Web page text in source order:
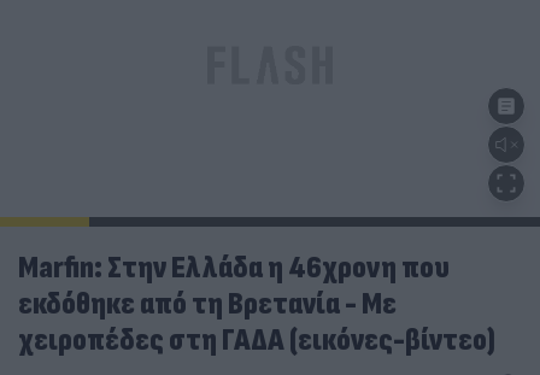
Marfin: Στην Ελλάδα η 46χρονη που
εκδόθηκε από τη Βρετανία - Με
χειροπέδες στη ΓΑΔΑ (εικόνες-βίντεο)